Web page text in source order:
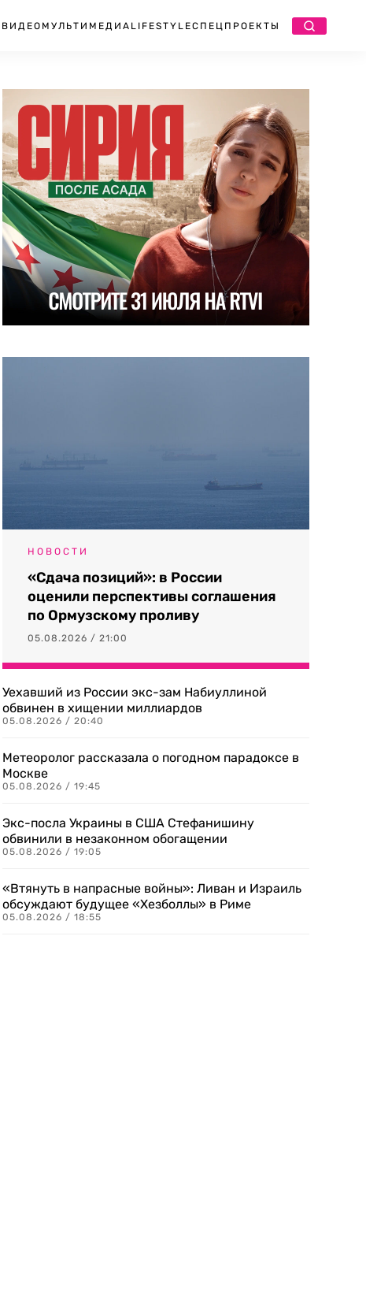
ВИДЕО МУЛЬТИМЕДИА LIFESTYLEСПЕЦПРОЕКТЫ
НОВОСТИ
«Сдача позиций»: в России
оценили перспективы соглашения
по Ормузскому проливу
05.08.2026 / 21:00
Уехавший из России экс-зам Набиуллиной
обвинен в хищении миллиардов
05.08.2026 / 20:40
Метеоролог рассказала о погодном парадоксе в
Москве
05.08.2026 / 19:45
Экс-посла Украины в США Стефанишину
обвинили в незаконном обогащении
05.08.2026 / 19:05
«Втянуть в напрасные войны»: Ливан и Израиль
обсуждают будущее «Хезболлы» в Риме
05.08.2026 / 18:55